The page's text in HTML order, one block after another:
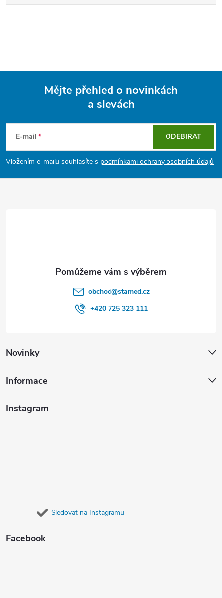
p
a
Mějte přehled o novinkách
a slevách
E-mail
Vložením e-mailu souhlasíte s podmínkami ochrany osobních údajů
ODEBÍRAT
Novinky
Informace
Instagram
Sledovat na Instagramu
Facebook
obchod@stamed.cz
+420 725 323 111